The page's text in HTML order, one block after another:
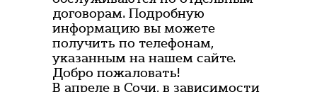
договорам. Подробную
информацию вы можете
получить по телефонам,
указанным на нашем сайте.
Добро пожаловать!
В апреле в Сочи, в зависимости